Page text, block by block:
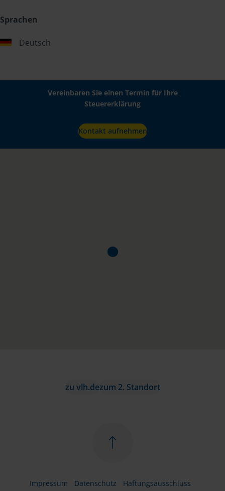
Sprachen
Deutsch
Vereinbaren Sie einen Termin für Ihre
Steuererklärung
Kontakt aufnehmen
zu vlh.dezum 2. Standort
Impressum Datenschutz
Haftungsausschluss